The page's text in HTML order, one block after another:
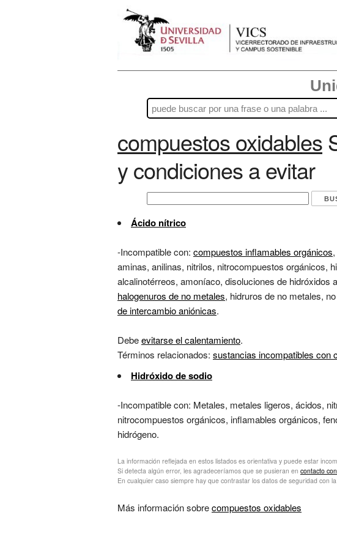
compuestos oxidables
y condiciones a evitar
Ácido nítrico
-Incompatible con: compuestos inflamables orgánicos,
aminas, anilinas, nitrilos, nitrocompuestos orgánicos,
alcalinotérreos, amoníaco, disoluciones de
halogenuros de no metales, hidruros de no metales,
de intercambio aniónicas.
Debeevitarse el calentamiento.
Términos relacionados: sustancias incompatibles con
Hidróxido de sodio
-Incompatible con: Metales, metales ligeros, ácidos,
nitrocompuestos orgánicos, inflamables orgánicos,
hidrógeno.
La información reflejada en estos listados es orientativa y puede estar
Si detecta algún error, les agradeceríamos que se pusieran en contacto
En cualquier caso siempre hay que contrastar los datos de seguridad con
Más información sobrecompuestos oxidables